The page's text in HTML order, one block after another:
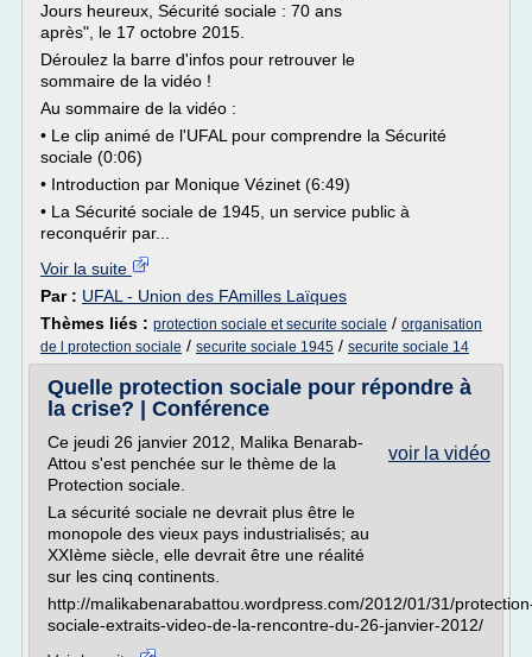
Jours heureux, Sécurité sociale : 70 ans
après", le 17 octobre 2015.
Déroulez la barre d'infos pour retrouver le
sommaire de la vidéo !
Au sommaire de la vidéo :
• Le clip animé de l'UFAL pour comprendre la Sécurité
sociale (0:06)
• Introduction par Monique Vézinet (6:49)
• La Sécurité sociale de 1945, un service public à
reconquérir par...
Voir la suite
Par : UFAL - Union des FAmilles Laïques
Thèmes liés : protection sociale et securite sociale / organisation
de l protection sociale / securite sociale 1945 / securite sociale 14
Quelle protection sociale pour répondre à
la crise? | Conférence
voir la vidéo
Ce jeudi 26 janvier 2012, Malika Benarab-
Attou s'est penchée sur le thème de la
Protection sociale.
La sécurité sociale ne devrait plus être le
monopole des vieux pays industrialisés; au
XXIème siècle, elle devrait être une réalité
sur les cinq continents.
http://malikabenarabattou.wordpress.com/2012/01/31/
sociale-extraits-video-de-la-rencontre-du-26-janvier-2012/